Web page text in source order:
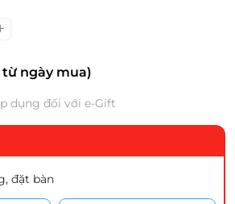
ngày mua)
dụng đối với e-Gift
đặt bàn